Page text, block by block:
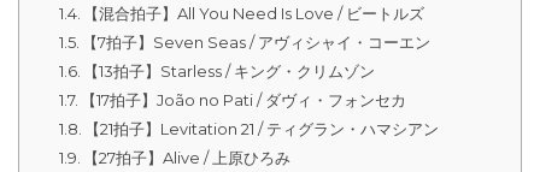
【混合拍子】All You Need Is Love / ビートルズ
【7拍子】Seven Seas / アヴィシャイ・コーエン
【13拍子】Starless / キング・クリムゾン
【17拍子】João no Pati / ダヴィ・フォンセカ
【21拍子】Levitation 21 / ティグラン・ハマシアン
【27拍子】Alive / 上原ひろみ